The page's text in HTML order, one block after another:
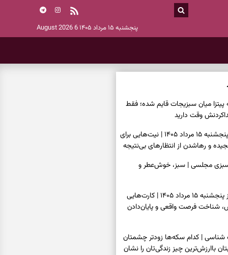
پنجشنبه ۱۵ مرداد ۱۴۰۵ 6 August 2026
پیتزا میان سبزیجات قایم شده؛ فقط
فال ابجد امروز پنجشنبه ۱۵ مرداد ۱۴۰۵ | نیت‌هایی برای
و رهاشدن از انتظارهای بی‌نتیجه
سبزی مجلسی | سبز، خوش‌عطر و
فال تاروت امروز پنجشنبه ۱۵ مرداد ۱۴۰۵ | کارت‌هایی
شناخت فرصت واقعی و پایان‌دادن
| کدام سکه‌ها زودتر چشمتان
باارزش‌ترین چیز زندگی‌تان را نشان